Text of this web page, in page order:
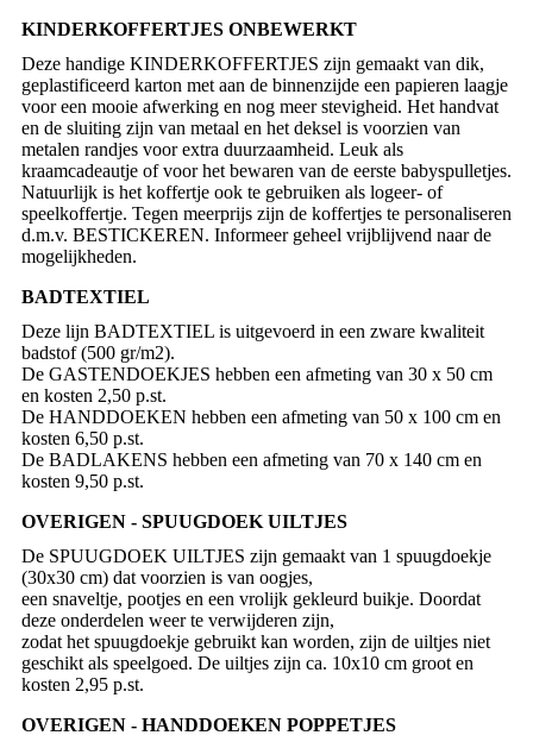
KINDERKOFFERTJES ONBEWERKT
Deze handige KINDERKOFFERTJES zijn gemaakt van dik,
geplastificeerd karton met aan de binnenzijde een papieren laagje
voor een mooie afwerking en nog meer stevigheid. Het handvat
en de sluiting zijn van metaal en het deksel is voorzien van
metalen randjes voor extra duurzaamheid. Leuk als
kraamcadeautje of voor het bewaren van de eerste babyspulletjes.
Natuurlijk is het koffertje ook te gebruiken als logeer- of
speelkoffertje. Tegen meerprijs zijn de koffertjes te personaliseren
d.m.v. BESTICKEREN. Informeer geheel vrijblijvend naar de
mogelijkheden.
BADTEXTIEL
Deze lijn BADTEXTIEL is uitgevoerd in een zware kwaliteit
badstof (500 gr/m2).
De GASTENDOEKJES hebben een afmeting van 30 x 50 cm
en kosten 2,50 p.st.
De HANDDOEKEN hebben een afmeting van 50 x 100 cm en
kosten 6,50 p.st.
De BADLAKENS hebben een afmeting van 70 x 140 cm en
kosten 9,50 p.st.
OVERIGEN - SPUUGDOEK UILTJES
De SPUUGDOEK UILTJES zijn gemaakt van 1 spuugdoekje
(30x30 cm) dat voorzien is van oogjes,
een snaveltje, pootjes en een vrolijk gekleurd buikje. Doordat
deze onderdelen weer te verwijderen zijn,
zodat het spuugdoekje gebruikt kan worden, zijn de uiltjes niet
geschikt als speelgoed. De uiltjes zijn ca. 10x10 cm groot en
kosten 2,95 p.st.
OVERIGEN - HANDDOEKEN POPPETJES